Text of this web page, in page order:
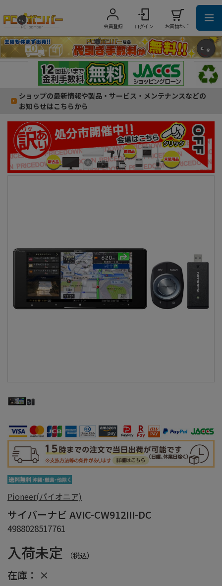
会員登録 ログイン お買物かご
ショップの最新情報や製品・サービス・メンテナンスなどの
お知らせはこちらから
Pioneer(パイオニア)
サイバーナビ AVIC-CW912III-DC
4988028517761
入荷未定 （税込）
在庫： ×